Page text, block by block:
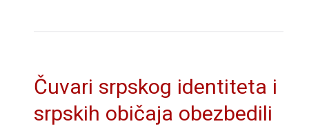
Čuvari srpskog identiteta i
srpskih običaja obezbedili